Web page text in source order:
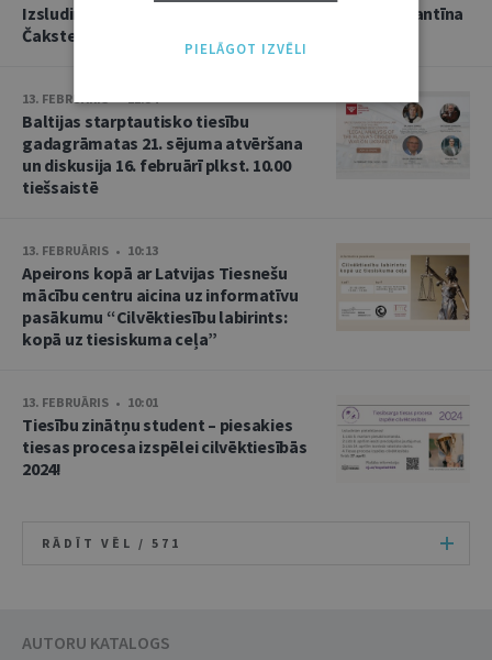
Izsludināta pieteikšanās piektajai Profesora Konstantīna
Čakstes civiltiesību izspēlei!
13. FEBRUĀRIS • 11:54
Baltijas starptautisko tiesību
gadagrāmatas 21. sējuma atvēršana
un diskusija 16. februārī plkst. 10.00
tiešsaistē
13. FEBRUĀRIS • 10:13
Apeirons kopā ar Latvijas Tiesnešu
mācību centru aicina uz informatīvu
pasākumu “Cilvēktiesību labirints:
kopā uz tiesiskuma ceļa”
13. FEBRUĀRIS • 10:01
Tiesību zinātņu student – piesakies
tiesas procesa izspēlei cilvēktiesībās
2024!
RĀDĪT VĒL / 571
AUTORU KATALOGS
PIELĀGOT IZVĒLI